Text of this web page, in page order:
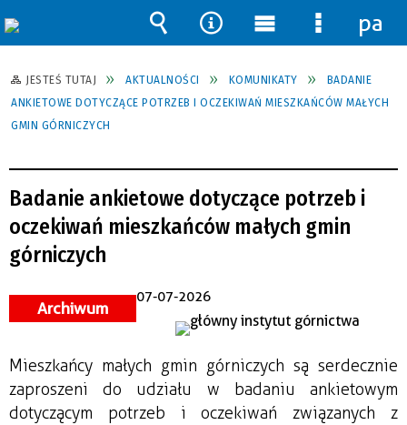
JESTEŚ TUTAJ AKTUALNOŚCI KOMUNIKATY
BADANIE
ANKIETOWE DOTYCZĄCE POTRZEB I OCZEKIWAŃ MIESZKAŃCÓW MAŁYCH
GMIN GÓRNICZYCH
Badanie ankietowe dotyczące potrzeb i
oczekiwań mieszkańców małych gmin
górniczych
Archiwum
07-07-2026
Mieszkańcy małych gmin górniczych są serdecznie
zaproszeni do udziału w badaniu ankietowym
dotyczącym potrzeb i oczekiwań związanych z
Wyszukiwarka
Narzędzia
Menu
główne
Menu